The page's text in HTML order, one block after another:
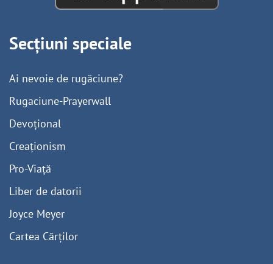
Secțiuni speciale
Ai nevoie de rugăciune?
Rugaciune-Prayerwall
Devoțional
Creaționism
Pro-Viață
Liber de datorii
Joyce Meyer
Cartea Cărților